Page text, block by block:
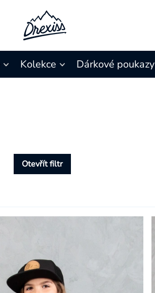
Kolekce Dárkové poukazy
Otevřít filtr